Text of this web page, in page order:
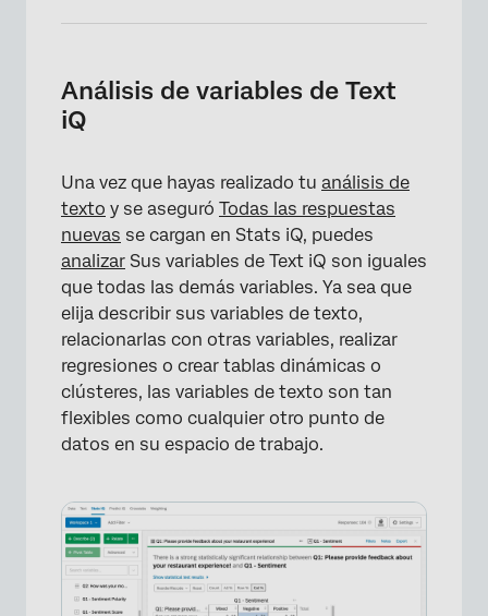
Análisis de variables de Text
iQ
Una vez que hayas realizado tu análisis de
texto y se aseguró Todas las respuestas
nuevas se cargan en Stats iQ, puedes
analizar Sus variables de Text iQ son iguales
que todas las demás variables. Ya sea que
elija describir sus variables de texto,
relacionarlas con otras variables, realizar
regresiones o crear tablas dinámicas o
clústeres, las variables de texto son tan
flexibles como cualquier otro punto de
datos en su espacio de trabajo.